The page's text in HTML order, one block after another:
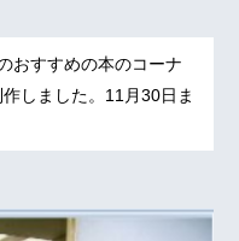
おすすめの本のコーナ
しました。11月30日ま